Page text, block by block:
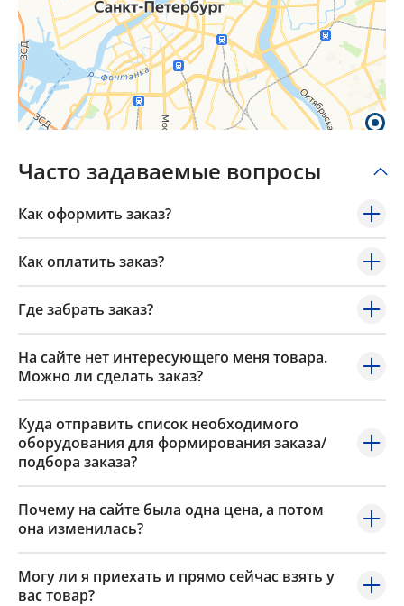
Часто задаваемые вопросы
Как оформить заказ?
Как оплатить заказ?
Где забрать заказ?
На сайте нет интересующего меня товара.
Можно ли сделать заказ?
Куда отправить список необходимого
оборудования для формирования заказа/
подбора заказа?
Почему на сайте была одна цена, а потом
она изменилась?
Могу ли я приехать и прямо сейчас взять у
вас товар?
Popup Title
Popup Content